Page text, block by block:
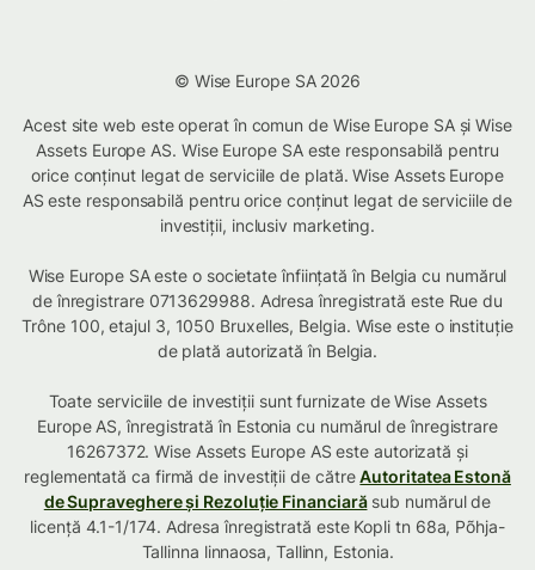
© Wise Europe SA 2026
Acest site web este operat în comun de Wise Europe SA și Wise
Assets Europe AS. Wise Europe SA este responsabilă pentru
orice conținut legat de serviciile de plată. Wise Assets Europe
AS este responsabilă pentru orice conținut legat de serviciile de
investiții, inclusiv marketing.
Wise Europe SA este o societate înființată în Belgia cu numărul
de înregistrare 0713629988. Adresa înregistrată este Rue du
Trône 100, etajul 3, 1050 Bruxelles, Belgia. Wise este o instituție
de plată autorizată în Belgia.
Toate serviciile de investiții sunt furnizate de Wise Assets
Europe AS, înregistrată în Estonia cu numărul de înregistrare
16267372. Wise Assets Europe AS este autorizată și
reglementată ca firmă de investiții de cătreAutoritatea Estonă
de Supraveghere și Rezoluție Financiarăsub numărul de
licență 4.1-1/174. Adresa înregistrată este Kopli tn 68a, Põhja-
Tallinna linnaosa, Tallinn, Estonia.